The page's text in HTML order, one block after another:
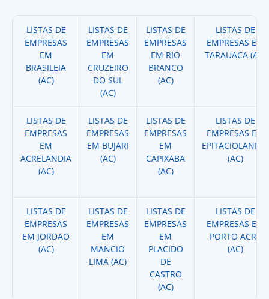
LISTAS DE
EMPRESAS
EM
BRASILEIA
(AC)
LISTAS DE
EMPRESAS
EM
CRUZEIRO
DO SUL
(AC)
LISTAS DE
EMPRESAS
EM RIO
BRANCO
(AC)
LISTAS DE
EMPRESAS EM
TARAUACA (AC)
LISTAS DE
EMPRESAS
EM
ACRELANDIA
(AC)
LISTAS DE
EMPRESAS
EM BUJARI
(AC)
LISTAS DE
EMPRESAS
EM
CAPIXABA
(AC)
LISTAS DE
EMPRESAS EM
EPITACIOLANDIA
(AC)
LISTAS DE
EMPRESAS
EM JORDAO
(AC)
LISTAS DE
EMPRESAS
EM
MANCIO
LIMA (AC)
LISTAS DE
EMPRESAS
EM
PLACIDO
DE
CASTRO
(AC)
LISTAS DE
EMPRESAS EM
PORTO ACRE
(AC)